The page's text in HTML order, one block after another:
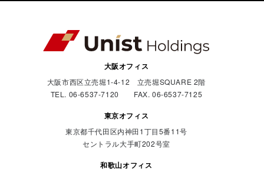
大阪オフィス
大阪市西区立売堀1-4-12 立売堀SQUARE 2階
TEL. 06-6537-7120 FAX. 06-6537-7125
東京オフィス
東京都千代田区内神田1丁目5番11号
セントラル大手町202号室
和歌山オフィス